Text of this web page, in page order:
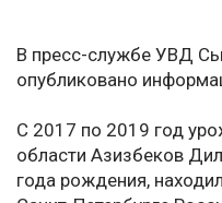
В пресс-службе УВД
опубликовано
С 2017 по 2019 год
области Азизбеков
года рождения,